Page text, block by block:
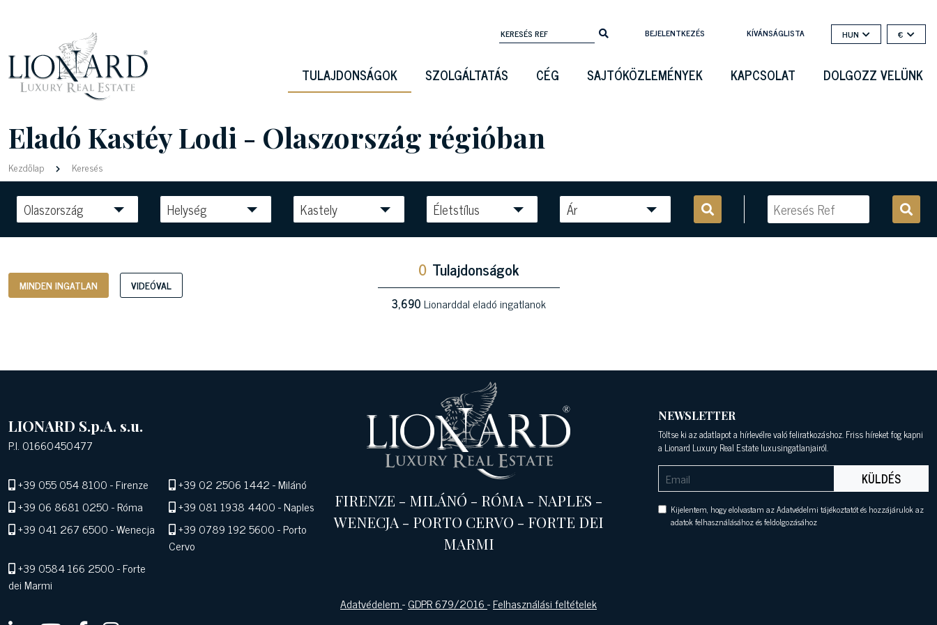
BEJELENTKEZÉS KÍVÁNSÁGLISTA HUN €
TULAJDONSÁGOK SZOLGÁLTATÁS CÉG SAJTÓKÖZLEMÉNYEK KAPCSOLAT DOLGOZZ VELÜNK
Eladó Kastéy Lodi - Olaszország régióban
Kezdőlap Keresés
Olaszország Helység Kastely Életstílus Ár
MINDEN INGATLAN VIDEÓVAL
0 Tulajdonságok
3,690Lionarddal eladó ingatlanok
LIONARD S.p.A. s.u.
P.I. 01660450477
+39 055 054 8100- Firenze +39 02 2506 1442- Milánó
+39 06 8681 0250- Róma +39 081 1938 4400- Naples
+39 041 267 6500- Wenecja +39 0789 192 5600- Porto
Cervo
+39 0584 166 2500- Forte
dei Marmi
FIRENZE - MILÁNÓ - RÓMA - NAPLES -
WENECJA - PORTO CERVO - FORTE DEI
MARMI
Adatvédelem-GDPR 679/2016-Felhasználási feltételek
NEWSLETTER
Töltse ki az adatlapot a hírlevélre való feliratkozáshoz. Friss híreket fog kapni
a Lionard Luxury Real Estate luxusingatlanjairól.
KÜLDÉS
Kijelentem, hogy elolvastam az Adatvédelmi tájékoztatót és hozzájárulok az
adatok felhasználásához és feldolgozásához